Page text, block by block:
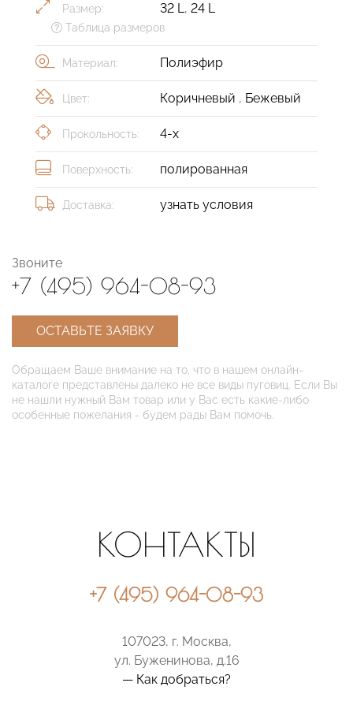
Размер: 32 L, 24 L
Таблица размеров
Материал: Полиэфир
Цвет: Коричневый , Бежевый
Прокольность: 4-х
Поверхность: полированная
Доставка: узнать условия
Звоните
+7 (495) 964-08-93
ОСТАВЬТЕ ЗАЯВКУ
Обращаем Ваше внимание на то, что в нашем онлайн-
каталоге представлены далеко не все виды пуговиц. Если Вы
не нашли нужный Вам товар или у Вас есть какие-либо
особенные пожелания - будем рады Вам помочь.
КОНТАКТЫ
+7 (495) 964-08-93
107023, г. Москва,
ул. Буженинова, д.16
— Как добраться?